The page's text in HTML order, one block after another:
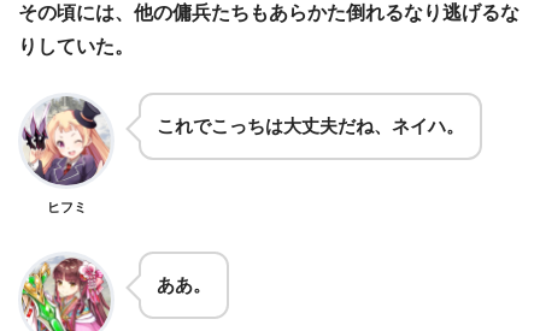
その頃には、他の傭兵たちもあらかた倒れるなり逃げるな
りしていた。
ヒフミ
これでこっちは大丈夫だね、ネイハ。
ああ。